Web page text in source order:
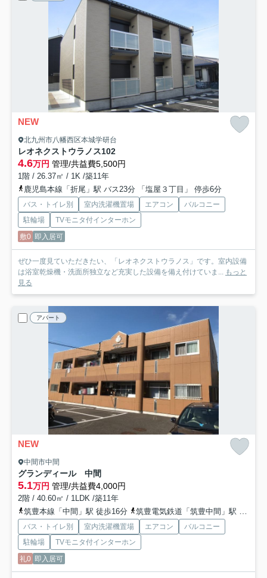
NEW
北九州市八幡西区本城学研台
レオネクストウラノス102
4.6万円 管理/共益費5,500円
1階 / 26.37㎡ / 1K /築11年
鹿児島本線「折尾」駅 バス23分 「塩屋３丁目」 停歩6分
バス・トイレ別 室内洗濯機置場 エアコン
バルコニー
駐輪場
TVモニタ付インターホン
敷0 即入居可
ぜひ一度見ていただきたい、「レオネクストウラノス」です。室内設備
は浴室乾燥機・洗面所独立など充実した設備を備え付けていま...
もっと
見る
アパート
NEW
中間市中間
グランディール 中間
5.1万円 管理/共益費4,000円
2階 / 40.60㎡ / 1LDK /築11年
筑豊本線「中間」駅 徒歩16分
筑豊電気鉄道「筑豊中間」駅 徒歩9分
バス・トイレ別 室内洗濯機置場 エアコン
バルコニー
駐輪場
TVモニタ付インターホン
礼0 即入居可